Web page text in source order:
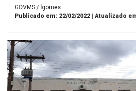
GOVMS / lgomes
Publicado em: 22/02/2022 | Atualizado